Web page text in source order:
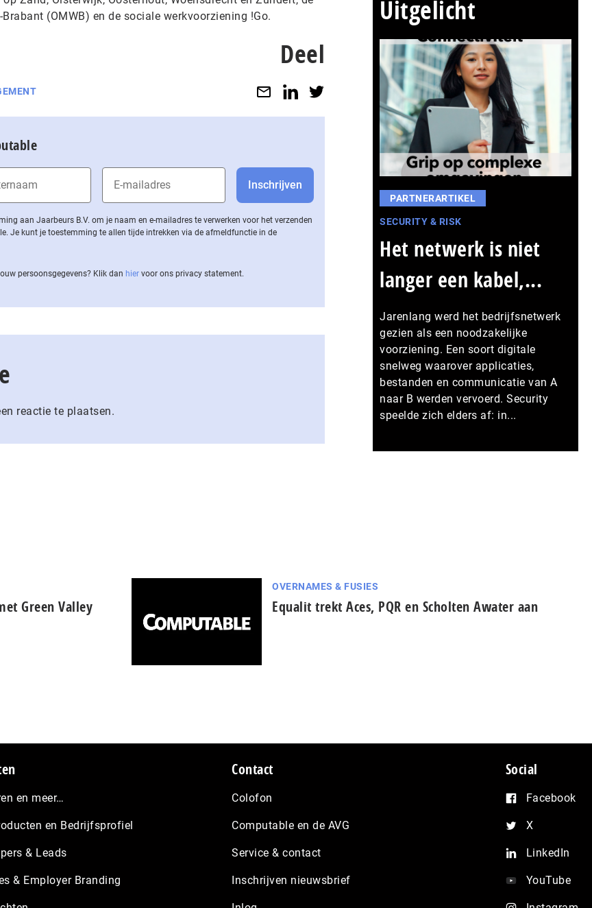
(OMWB) en de sociale werkvoorziening !Go.
Deel
aan Jaarbeurs B.V. om je naam en e-mailadres te verwerken voor het verzenden
Je kunt je toestemming te allen tijde intrekken via de af­meld­func­tie in de
per­soons­ge­ge­vens? Klik dan hier voor ons privacy statement.
reactie te plaatsen.
Uitgelicht
PARTNERARTIKEL
SECURITY & RISK
Het netwerk is niet
langer een kabel,...
Jarenlang werd het bedrijfsnetwerk
gezien als een noodzakelijke
voorziening. Een soort digitale
snelweg waarover applicaties,
bestanden en communicatie van A
naar B werden vervoerd. Security
speelde zich elders af: in...
Green Valley
OVERNAMES & FUSIES
Equalit trekt Aces, PQR en Scholten Awater aan
en meer…
en Bedrijfsprofiel
& Leads
& Employer Branding
Contact
Colofon
Computable en de AVG
Service & contact
Inschrijven nieuwsbrief
Social
Facebook
X
LinkedIn
YouTube